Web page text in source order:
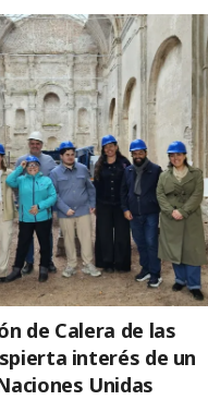
de Calera de las
interés de un
Unidas